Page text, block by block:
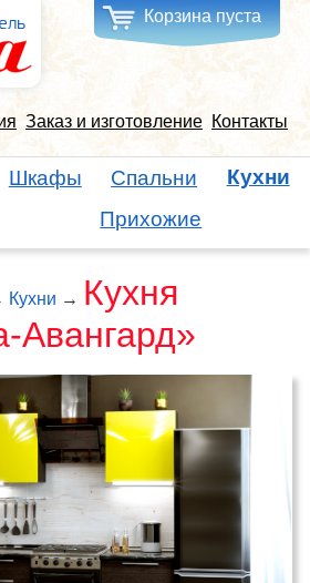
Заказ и изготовление Контакты
Корзина пуста
Шкафы Спальни
Кухни
Прихожие
Кухни → Кухня
Авангард»